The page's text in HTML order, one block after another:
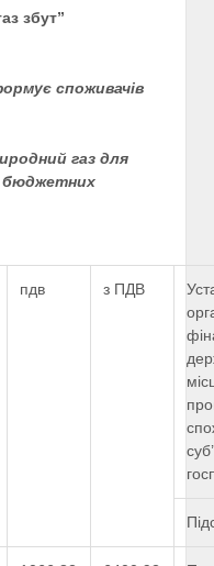
збут”
споживачів
газ для
бюджетних
пдв з ПДВ